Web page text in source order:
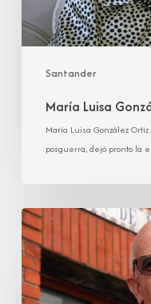
Santander
María Luisa
María Luisa González
posguerra, dejó pronto la
Pedro
Manuel
González
Toca